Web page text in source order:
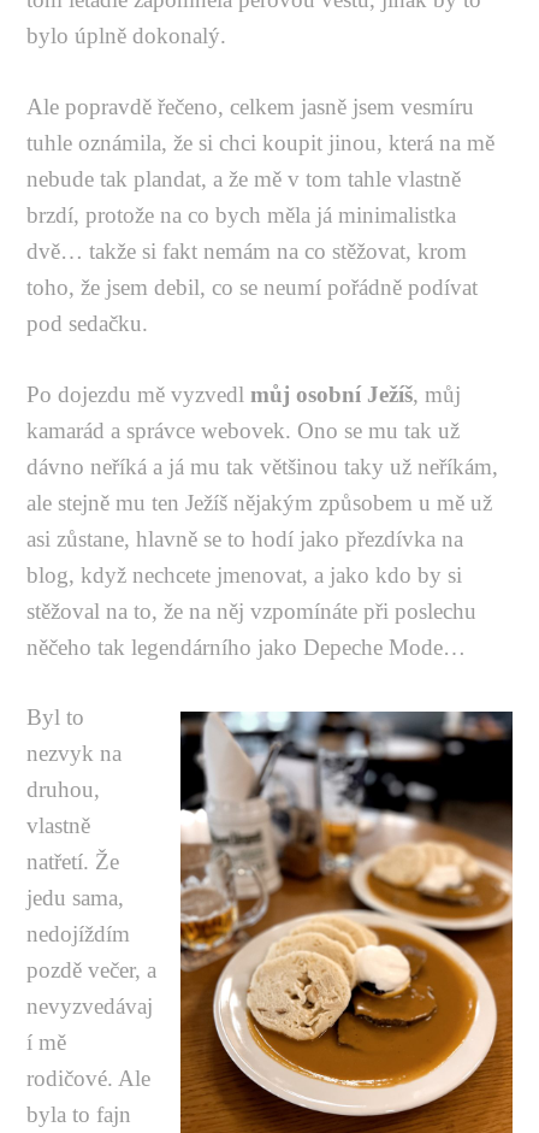
bylo úplně dokonalý.
Ale popravdě řečeno, celkem jasně jsem vesmíru
tuhle oznámila, že si chci koupit jinou, která na mě
nebude tak plandat, a že mě v tom tahle vlastně
brzdí, protože na co bych měla já minimalistka
dvě… takže si fakt nemám na co stěžovat, krom
toho, že jsem debil, co se neumí pořádně podívat
pod sedačku.
Po dojezdu mě vyzvedlmůj osobní Ježíš, můj
kamarád a správce webovek. Ono se mu tak už
dávno neříká a já mu tak většinou taky už neříkám,
ale stejně mu ten Ježíš nějakým způsobem u mě už
asi zůstane, hlavně se to hodí jako přezdívka na
blog, když nechcete jmenovat, a jako kdo by si
stěžoval na to, že na něj vzpomínáte při poslechu
něčeho tak legendárního jako Depeche Mode…
Byl to
nezvyk na
druhou,
vlastně
natřetí. Že
jedu sama,
nedojíždím
pozdě večer, a
nevyzvedávaj
í mě
rodičové. Ale
byla to fajn